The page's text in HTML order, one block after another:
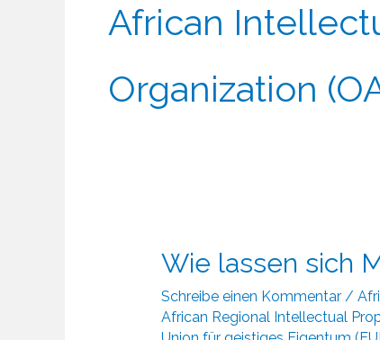
African
Organization
Wie lassen sich
Schreibe einen Kommentar /
African Regional Intellectual